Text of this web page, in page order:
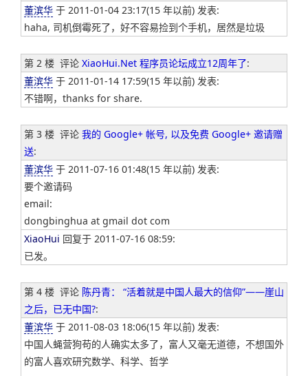
董滨华 于 2011-01-04 23:17(15 年以前) 发表:
haha, 司机倒霉死了，好不容易捡到个手机，居然是垃圾
第 2 楼 评论 XiaoHui.Net 程序员论坛成立12周年了:
董滨华 于 2011-01-14 17:59(15 年以前) 发表:
不错啊，thanks for share.
第 3 楼 评论 我的 Google+ 帐号, 以及免费 Google+ 邀请赠
送:
董滨华 于 2011-07-16 01:48(15 年以前) 发表:
要个邀请码
email:
dongbinghua at gmail dot com
XiaoHui 回复于 2011-07-16 08:59:
已发。
第 4 楼 评论 陈丹青： “活着就是中国人最大的信仰”——崖山
之后，已无中国?:
董滨华 于 2011-08-03 18:06(15 年以前) 发表:
中国人蝇营狗苟的人确实太多了，富人又毫无道德，不想国外
的富人喜欢研究数学、科学、哲学